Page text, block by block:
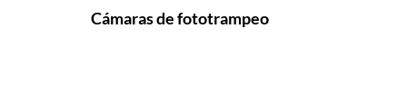
Cámaras de fototrampeo